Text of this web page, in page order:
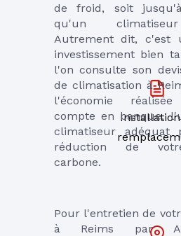
de froid, soit
qu'un
Autrement dit, c'est
investissement bien
l'on consulte son
de climatisation à
l'économie
compte en banque,
climatiseur adéquat
réduction de
carbone.
Pour l'entretien de
à Reims par